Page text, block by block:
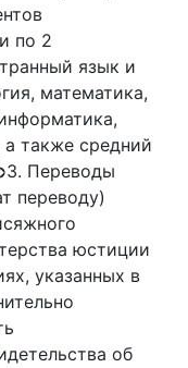
по 2
язык и
математика,
а также средний
Переводы
переводу)
юстиции
указанных в
об